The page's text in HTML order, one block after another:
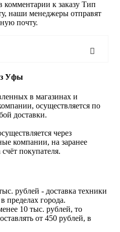
комментарии к заказу Тип
наши менеджеры отправят
почту.
Уфы
в магазинах и
осуществляется по
доставки.
через
компании, на заранее
покупателя.
рублей - доставка техники
пределах города.
10 тыс. рублей, то
от 450 рублей, в